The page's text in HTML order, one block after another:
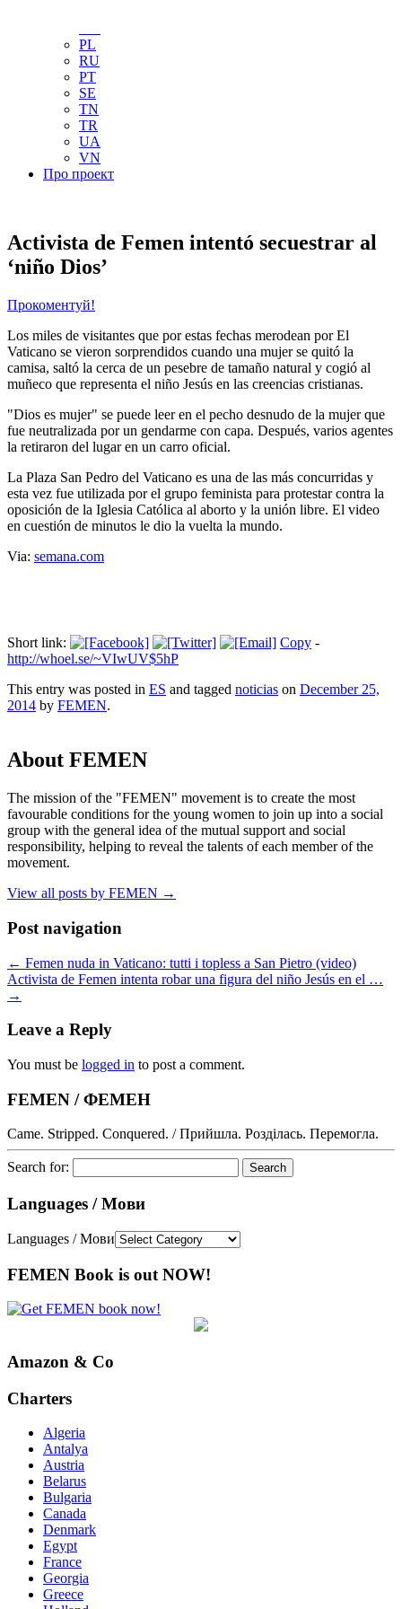
PL
RU
PT
SE
TN
TR
UA
VN
Про проект
Activista de Femen intentó secuestrar al
‘niño Dios’
Прокоментуй!
Los miles de visitantes que por estas fechas merodean por El
Vaticano se vieron sorprendidos cuando una mujer se quitó la
camisa, saltó la cerca de un pesebre de tamaño natural y cogió al
muñeco que representa el niño Jesús en las creencias cristianas.
"Dios es mujer" se puede leer en el pecho desnudo de la mujer que
fue neutralizada por un gendarme con capa. Después, varios agentes
la retiraron del lugar en un carro oficial.
La Plaza San Pedro del Vaticano es una de las más concurridas y
esta vez fue utilizada por el grupo feminista para protestar contra la
oposición de la Iglesia Católica al aborto y la unión libre. El video
en cuestión de minutos le dio la vuelta la mundo.
Via: semana.com
Short link: Copy -
http://whoel.se/~VIwUV$5hP
This entry was posted in ES and tagged noticias on December 25,
2014 by FEMEN.
About FEMEN
The mission of the "FEMEN" movement is to create the most
favourable conditions for the young women to join up into a social
group with the general idea of the mutual support and social
responsibility, helping to reveal the talents of each member of the
movement.
View all posts by FEMEN →
Post navigation
← Femen nuda in Vaticano: tutti i topless a San Pietro (video)
Activista de Femen intenta robar una figura del niño Jesús en el …
→
Leave a Reply
You must be logged in to post a comment.
FEMEN / ФЕМЕН
Came. Stripped. Conquered. / Прийшла. Розділась. Перемогла.
Search for:
Languages / Мови
Languages / Мови
FEMEN Book is out NOW!
Amazon & Co
Charters
Algeria
Antalya
Austria
Belarus
Bulgaria
Canada
Denmark
Egypt
France
Georgia
Greece